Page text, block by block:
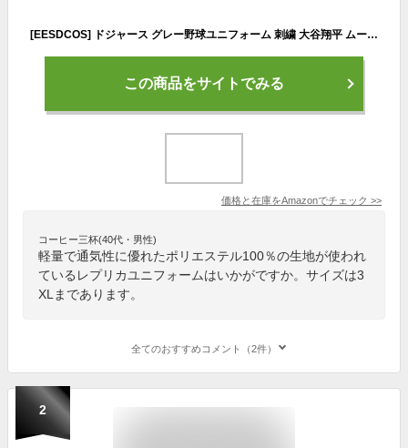
[EESDCOS] ドジャース グレー野球ユニフォーム 刺繍 大谷翔平 ムーキー・ベッツ 山本由伸 フリーマン マンシー グラスノー ユニフォーム 17番 50番 5番 野球 夏服 男女兼用 通気性 快適 通勤 練習着 半袖 記念シャツ レプリカ 非公式 (18番,L)
この商品をサイトでみる
価格と在庫をAmazonでチェック >>
コーヒー三杯(40代・男性)
軽量で通気性に優れたポリエステル100％の生地が使われ
ているレプリカユニフォームはいかがですか。サイズは3
XLまであります。
全てのおすすめコメント（2件）
2